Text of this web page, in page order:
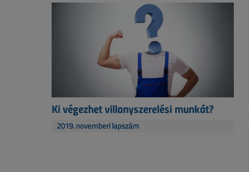
Ki végezhet villanyszerelési munkát?
2019. novemberi lapszám